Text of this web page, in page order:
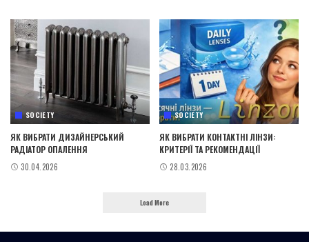
SOCIETY
ЯК ВИБРАТИ ДИЗАЙНЕРСЬКИЙ
РАДІАТОР ОПАЛЕННЯ
30.04.2026
SOCIETY
ЯК ВИБРАТИ КОНТАКТНІ ЛІНЗИ:
КРИТЕРІЇ ТА РЕКОМЕНДАЦІЇ
28.03.2026
Load More